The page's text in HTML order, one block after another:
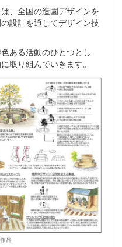
、全国の造園デザインを
設計を通してデザイン技
ある活動のひとつとし
取り組んでいきます。